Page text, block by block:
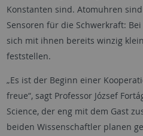
Konstanten sind. Atomuhren
Sensoren für die Schwerkraft:
sich mit ihnen bereits winzig
feststellen.
„Es ist der Beginn einer
freue“, sagt Professor József
Science, der eng mit dem Gast
beiden Wissenschaftler planen